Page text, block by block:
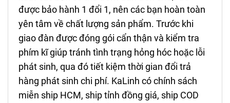
được bảo hành 1 đổi 1, nên các bạn hoàn toàn
yên tâm về chất lượng sản phẩm. Trước khi
giao đàn được đóng gói cẩn thận và kiểm tra
phím kĩ giúp tránh tình trạng hỏng hóc hoặc lỗi
phát sinh, qua đó tiết kiệm thời gian đổi trả
hàng phát sinh chi phí. KaLinh có chính sách
miễn ship HCM, ship tỉnh đồng giá, ship COD